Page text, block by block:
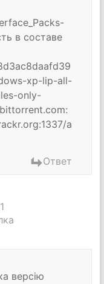
в составе
xp-lip-all-
only-
a
Ответ
версію